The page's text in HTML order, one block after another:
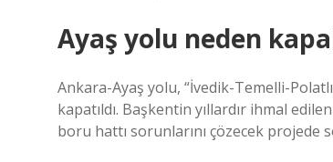
Ayaş yolu neden
Ankara-Ayaş yolu, “İvedik-Temelli-
kapatıldı. Başkentin yıllardır ihmal
boru hattı sorunlarını çözecek projede